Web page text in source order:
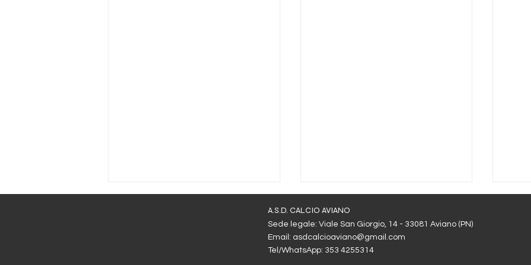
A.S.D. CALCIO AVIANO
Sede legale: Viale San Giorgio, 14 - 33081 Aviano (PN)
Email: asdcalcioaviano@gmail.com
Tel/WhatsApp: 353 4255314